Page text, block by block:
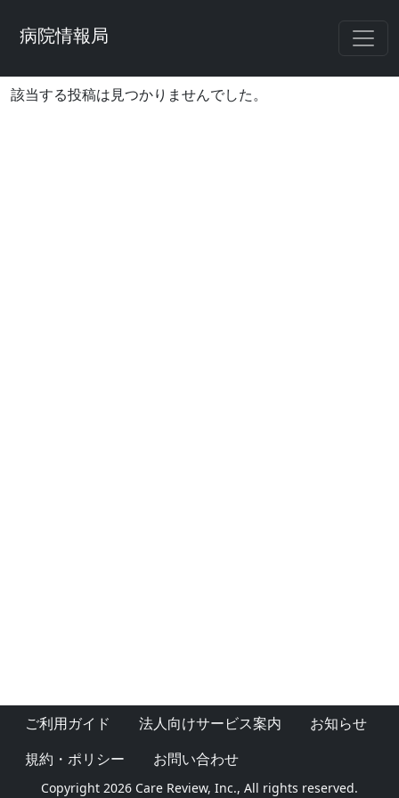
病院情報局
該当する投稿は見つかりませんでした。
ご利用ガイド 法人向けサービス案内
お知らせ
規約・ポリシー
お問い合わせ
Copyright 2026 Care Review, Inc., All rights reserved.